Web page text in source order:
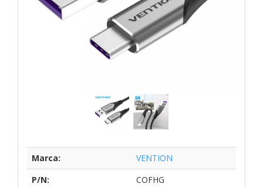
Marca:
VENTION
P/N:
COFHG